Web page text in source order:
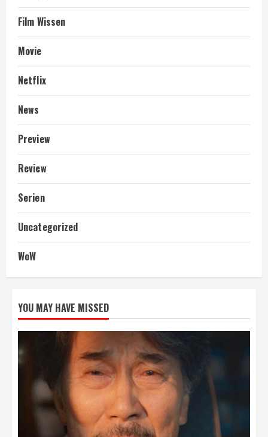
Film Wissen
Movie
Netflix
News
Preview
Review
Serien
Uncategorized
WoW
YOU MAY HAVE MISSED